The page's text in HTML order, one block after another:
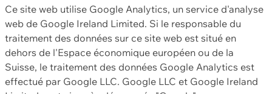
Ce site web utilise Google Analytics, un service d'analyse
web de Google Ireland Limited. Si le responsable du
traitement des données sur ce site web est situé en
dehors de l'Espace économique européen ou de la
Suisse, le traitement des données Google Analytics est
effectué par Google LLC. Google LLC et Google Ireland